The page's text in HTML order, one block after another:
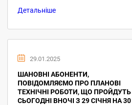
Детальніше
29.01.2025
ШАНОВНІ АБОНЕНТИ,
ПОВІДОМЛЯЄМО ПРО ПЛАНОВІ
ТЕХНІЧНІ РОБОТИ, ЩО ПРОЙДУТЬ
СЬОГОДНІ ВНОЧІ З 29 СІЧНЯ НА 30